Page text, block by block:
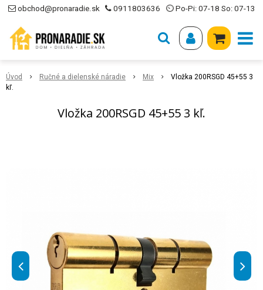
obchod@pronaradie.sk 0911803636 ⏲ Po-Pi: 07-18 So: 07-13
Úvod Ručné a dielenské náradie Mix
Vložka 200RSGD 45+55 3
kľ.
Vložka 200RSGD 45+55 3 kľ.